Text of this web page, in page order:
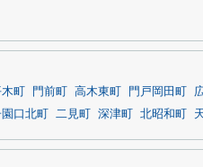
町 門前町 高木東町 門戸岡田町
口北町 二見町 深津町 北昭和町